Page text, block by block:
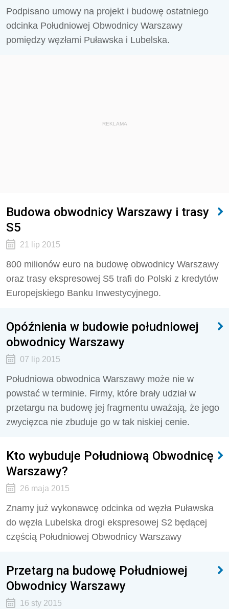
Podpisano umowy na projekt i budowę ostatniego
odcinka Południowej Obwodnicy Warszawy
pomiędzy węzłami Puławska i Lubelska.
REKLAMA
Budowa obwodnicy Warszawy i trasy
S5
21 lip 2015
800 milionów euro na budowę obwodnicy Warszawy
oraz trasy ekspresowej S5 trafi do Polski z kredytów
Europejskiego Banku Inwestycyjnego.
Opóźnienia w budowie południowej
obwodnicy Warszawy
07 lip 2015
Południowa obwodnica Warszawy może nie w
powstać w terminie. Firmy, które brały udział w
przetargu na budowę jej fragmentu uważają, że jego
zwycięzca nie zbuduje go w tak niskiej cenie.
Kto wybuduje Południową Obwodnicę
Warszawy?
26 maja 2015
Znamy już wykonawcę odcinka od węzła Puławska
do węzła Lubelska drogi ekspresowej S2 będącej
częścią Południowej Obwodnicy Warszawy
Przetarg na budowę Południowej
Obwodnicy Warszawy
16 sty 2015